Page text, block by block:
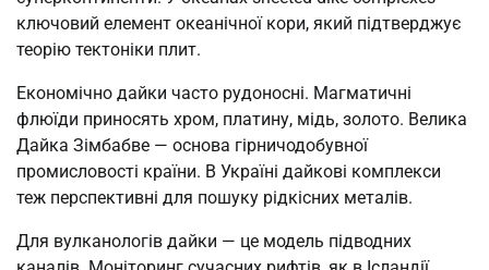
ключовий елемент океанічної кори, який підтверджує
теорію тектоніки плит.
Економічно дайки часто рудоносні. Магматичні
флюїди приносять хром, платину, мідь, золото. Велика
Дайка Зімбабве — основа гірничодобувної
промисловості країни. В Україні дайкові комплекси
теж перспективні для пошуку рідкісних металів.
Для вулканологів дайки — це модель підводних